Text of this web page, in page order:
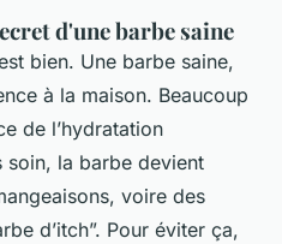
d'une barbe saine
bien. Une barbe saine,
à la maison. Beaucoup
de l’hydratation
soin, la barbe devient
voire des
d’itch”. Pour éviter ça,